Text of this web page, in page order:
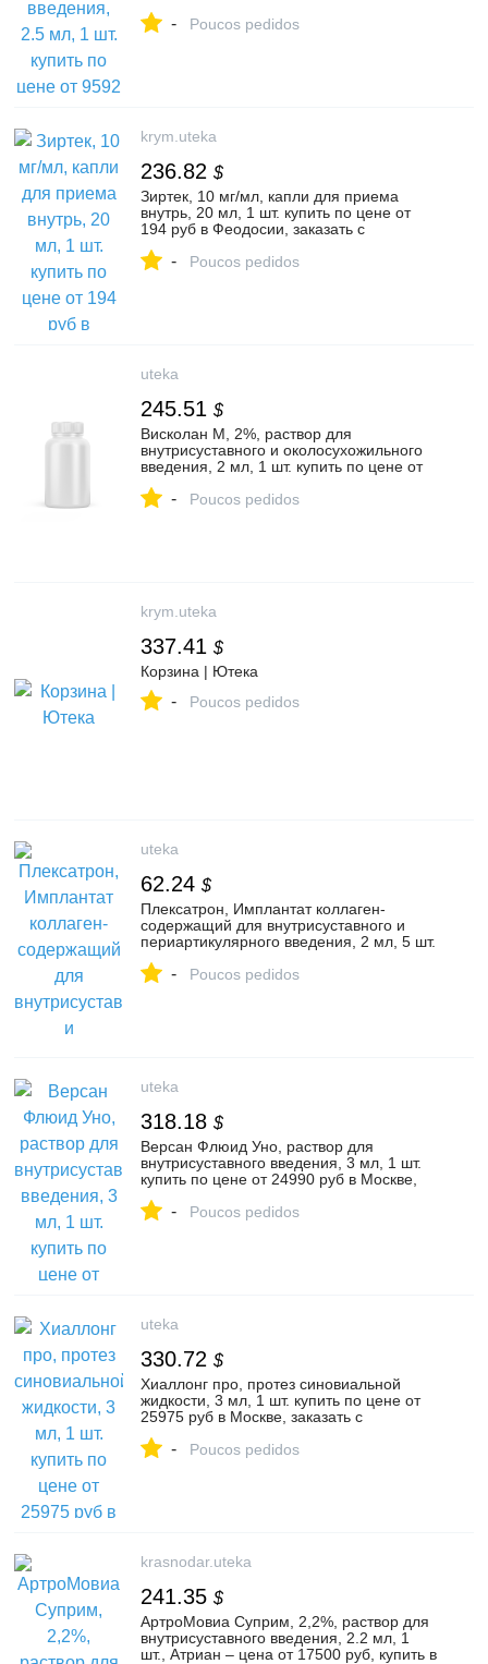
инструкция по применению, отзывы,
- Poucos pedidos
krym.uteka
236.82 $
Зиртек, 10 мг/мл, капли для приема
внутрь, 20 мл, 1 шт. купить по цене от
194 руб в Феодосии, заказать с
применению, отзывы, аналоги, UCB
- Poucos pedidos
uteka
245.51 $
Висколан М, 2%, раствор для
внутрисуставного и околосухожильного
введения, 2 мл, 1 шт. купить по цене от
доставкой в аптеку, инструкция по
- Poucos pedidos
krym.uteka
337.41 $
Корзина | Ютека
- Poucos pedidos
uteka
62.24 $
Плексатрон, Имплантат коллаген-
содержащий для внутрисуставного и
периартикулярного введения, 2 мл, 5 шт.
заказать с доставкой в аптеку,
- Poucos pedidos
uteka
318.18 $
Версан Флюид Уно, раствор для
внутрисуставного введения, 3 мл, 1 шт.
купить по цене от 24990 руб в Москве,
инструкция по применению, отзывы,
- Poucos pedidos
uteka
330.72 $
Хиаллонг про, протез синовиальной
жидкости, 3 мл, 1 шт. купить по цене от
25975 руб в Москве, заказать с
применению, отзывы, аналоги, Биоформ
- Poucos pedidos
krasnodar.uteka
241.35 $
АртроМовиа Суприм, 2,2%, раствор для
внутрисуставного введения, 2.2 мл, 1
шт., Атриан – цена от 17500 руб, купить в